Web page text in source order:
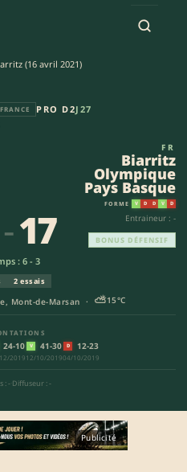
(16 avril 2021)
-
FRANCE PRO D2J27
Mont-de-Marsan · ⛅15°C
-17
: 6 - 3
2 essais
24-10
2019
V 41-30
12/10/2019
D 12-23
04/10/2019
: - Diffuseur : -
FR
Biarritz
Olympique
Pays Basque
FORME V D D V D
Entraineur : -
BONUS DÉFENSIF
Publicité